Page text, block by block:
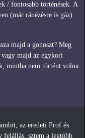
/ fontosabb történések. A
(már ránézésre is gáz)
majd a gonoszt? Meg
majd az egykori
mintha nem történt volna
az eredeti Prof és
felállás, sztem a legtöbb